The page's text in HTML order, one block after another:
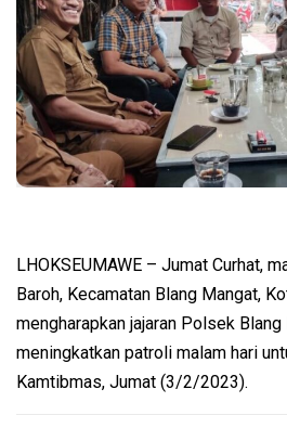
LHOKSEUMAWE – Jumat Curhat,
Baroh, Kecamatan Blang Mangat,
mengharapkan jajaran Polsek
meningkatkan patroli malam hari
Kamtibmas, Jumat (3/2/2023).